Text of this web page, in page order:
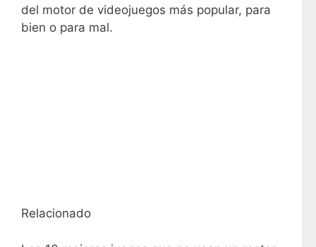
del motor de videojuegos más popular, para
bien o para mal.
Relacionado